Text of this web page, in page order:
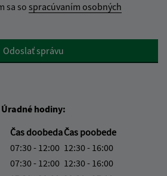
sa so spracúvaním osobných
Odoslať správu
Úradné hodiny:
Čas doobedaČas poobede
07:30 - 12:00 12:30 - 16:00
07:30 - 12:00 12:30 - 16:00